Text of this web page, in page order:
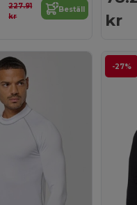
227.91
kr
Beställ
kr
-27%